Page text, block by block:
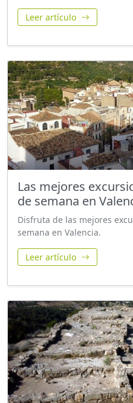
Leer artículo
Las mejores
de semana en
Disfruta de las mejores
semana en Valencia.
Leer artículo